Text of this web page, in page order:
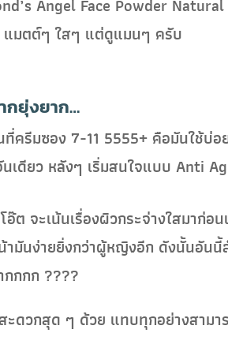
Angel Face Powder
มตต์ๆ ใสๆ แต่ดูแมนๆ ครับ
กยุ่งยาก…
ครีมซอง 7-11 5555+ คือมันใช้บ่
นเดียว หลังๆ เริ่มสนใจแบบ Anti
อ๊ต จะเน้นเรื่องผิวกระจ่างใสมาก่
มันง่ายยิ่งกว่าผู้หญิงอีก ดังนั้นอันนี้
กกก ????
ดวกสุด ๆ ด้วย แทบทุกอย่างสามา